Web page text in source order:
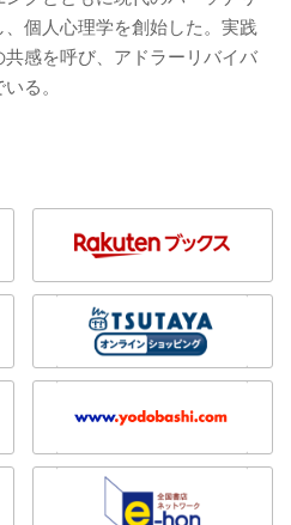
個人心理学を創始した。実践
感を呼び、アドラーリバイバ
る。